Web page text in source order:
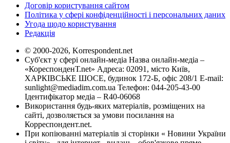
Договір користування сайтом
Політика у сфері конфіденційності і персональних даних
Угода щодо користування
Редакція
© 2000-2026, Korrespondent.net
Суб'єкт у сфері онлайн-медіа Назва онлайн-медіа –
«КореспонденТ.net» Адреса: 02091, місто Київ,
ХАРКІВСЬКЕ ШОСЕ, будинок 172-Б, офіс 208/1 E-mail:
sunlight@mediadim.com.ua Телефон: 044-205-43-00
Ідентифікатор медіа – R40-06068
Використання будь-яких матеріалів, розміщених на
сайті, дозволяється за умови посилання на
Корреспондент.net.
При копіюванні матеріалів зі сторінки « Новини України